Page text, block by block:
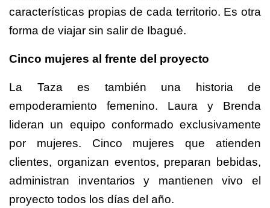
características propias de cada territorio. Es otra
forma de viajar sin salir de Ibagué.
Cinco mujeres al frente del proyecto
La Taza es también una historia de
empoderamiento femenino. Laura y Brenda
lideran un equipo conformado exclusivamente
por mujeres. Cinco mujeres que atienden
clientes, organizan eventos, preparan bebidas,
administran inventarios y mantienen vivo el
proyecto todos los días del año.